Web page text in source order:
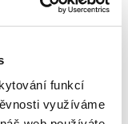
funkcí
využíváme
svém
a